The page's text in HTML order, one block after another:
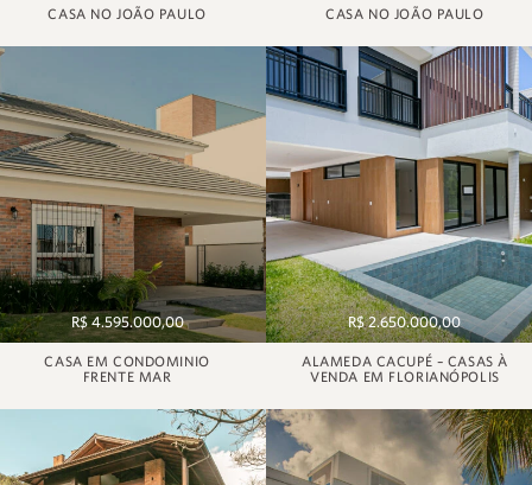
CASA NO JOÃO PAULO CASA NO JOÃO PAULO
R$ 4.595.000,00
CASA EM CONDOMINIO
FRENTE MAR
R$ 2.650.000,00
ALAMEDA CACUPÉ – CASAS À
VENDA EM FLORIANÓPOLIS